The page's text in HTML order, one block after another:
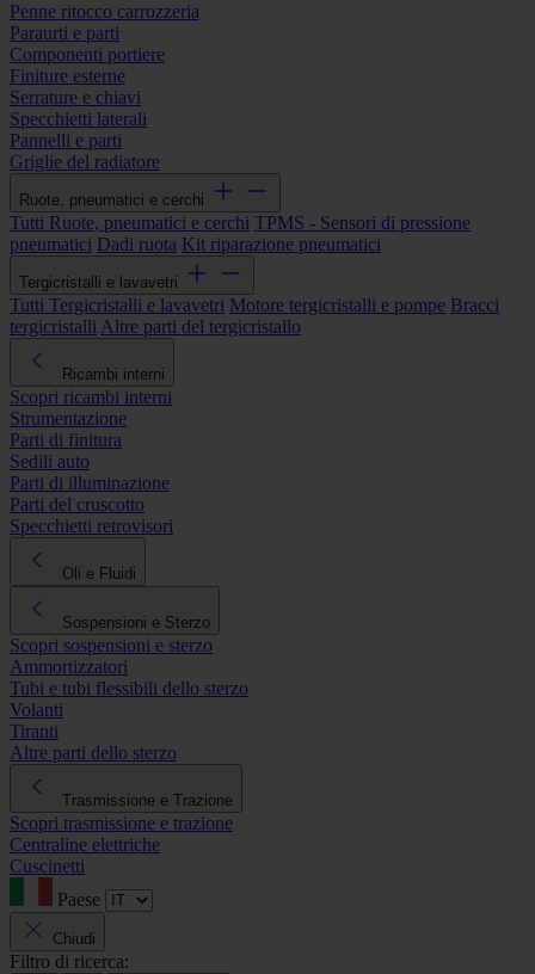
Penne ritocco carrozzeria
Paraurti e parti
Componenti portiere
Finiture esterne
Serrature e chiavi
Specchietti laterali
Pannelli e parti
Griglie del radiatore
Ruote, pneumatici e cerchi
Tutti Ruote, pneumatici e cerchi TPMS - Sensori di pressione
pneumatici Dadi ruota Kit riparazione pneumatici
Tergicristalli e lavavetri
Tutti Tergicristalli e lavavetri Motore tergicristalli e pompe Bracci
tergicristalli Altre parti del tergicristallo
Ricambi interni
Scopri ricambi interni
Strumentazione
Parti di finitura
Sedili auto
Parti di illuminazione
Parti del cruscotto
Specchietti retrovisori
Oli e Fluidi
Sospensioni e Sterzo
Scopri sospensioni e sterzo
Ammortizzatori
Tubi e tubi flessibili dello sterzo
Volanti
Tiranti
Altre parti dello sterzo
Trasmissione e Trazione
Scopri trasmissione e trazione
Centraline elettriche
Cuscinetti
Paese
Chiudi
Filtro di ricerca: